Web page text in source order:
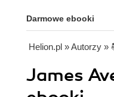
Darmowe ebooki
Helion.pl » Autorzy »
James